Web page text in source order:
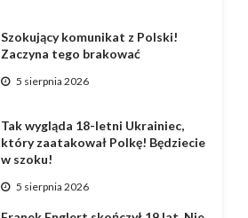
Szokujący komunikat z Polski!
Zaczyna tego brakować
5 sierpnia 2026
Tak wygląda 18-letni Ukrainiec,
który zaatakował Polkę! Będziecie
w szoku!
5 sierpnia 2026